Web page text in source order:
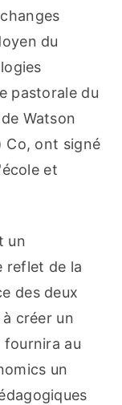
du
pastorale du
Watson
Co, ont signé
et
un
reflet de la
des deux
créer un
fournira au
un